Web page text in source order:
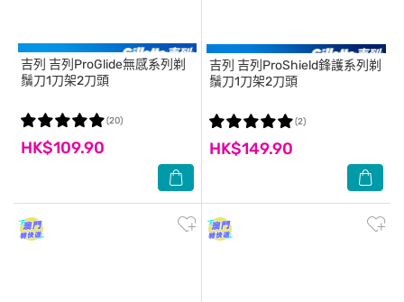
吉列 吉列ProGlide無感系列剃
鬚刀1刀架2刀頭
HK$109.90
(20)
吉列 吉列ProShield鋒護系列剃
鬚刀1刀架2刀頭
HK$149.90
(2)